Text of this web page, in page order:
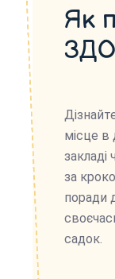
Як
місце в
закладі
за
поради
садок.